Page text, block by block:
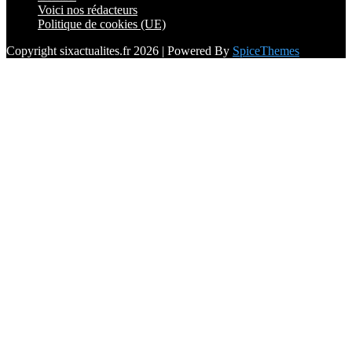
Voici nos rédacteurs
Politique de cookies (UE)
Copyright sixactualites.fr 2026 | Powered By SpiceThemes